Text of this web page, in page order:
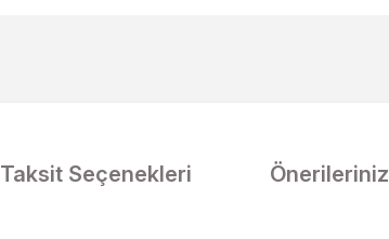
Taksit Seçenekleri Önerileriniz